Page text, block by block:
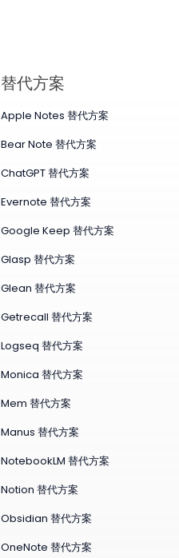
替代方案
Apple Notes 替代方案
Bear Note 替代方案
ChatGPT 替代方案
Evernote 替代方案
Google Keep 替代方案
Glasp 替代方案
Glean 替代方案
Getrecall 替代方案
Logseq 替代方案
Monica 替代方案
Mem 替代方案
Manus 替代方案
NotebookLM 替代方案
Notion 替代方案
Obsidian 替代方案
OneNote 替代方案